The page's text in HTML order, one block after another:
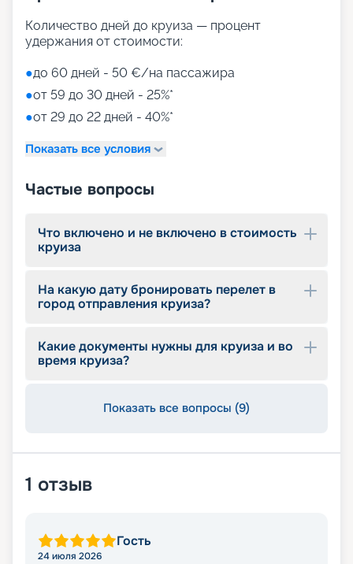
Количество дней до круиза — процент
удержания от стоимости:
●до 60 дней - 50 €/на пассажира
●от 59 до 30 дней - 25%*
●от 29 до 22 дней - 40%*
Показать все условия
Частые вопросы
Что включено и не включено в стоимость
круиза
На какую дату бронировать перелет в
город отправления круиза?
Какие документы нужны для круиза и во
время круиза?
Показать все вопросы (9)
1 отзыв
Гость
24 июля 2026